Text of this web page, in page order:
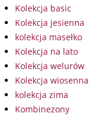
Kolekcja basic
Kolekcja jesienna
kolekcja masełko
Kolekcja na lato
Kolekcja welurów
Kolekcja wiosenna
kolekcja zima
Kombinezony